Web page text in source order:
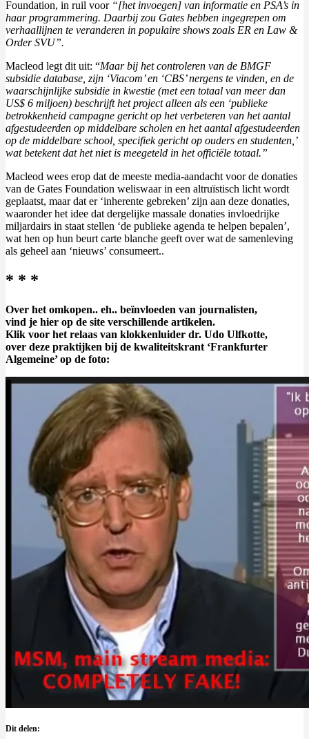
Foundation, in ruil voor “[het invoegen] van informatie en PSA’s in
haar programmering. Daarbij zou Gates hebben ingegrepen om
verhaallijnen te veranderen in populaire shows zoals ER en Law &
Order SVU”.
Macleod legt dit uit: “Maar bij het controleren van de BMGF
subsidie database, zijn ‘Viacom’ en ‘CBS’ nergens te vinden, en de
waarschijnlijke subsidie in kwestie (met een totaal van meer dan
US$ 6 miljoen) beschrijft het project alleen als een ‘publieke
betrokkenheid campagne gericht op het verbeteren van het aantal
afgestudeerden op middelbare scholen en het aantal afgestudeerden
op de middelbare school, specifiek gericht op ouders en studenten,’
wat betekent dat het niet is meegeteld in het officiële totaal.”
Macleod wees erop dat de meeste media-aandacht voor de donaties
van de Gates Foundation weliswaar in een altruïstisch licht wordt
geplaatst, maar dat er ‘inherente gebreken’ zijn aan deze donaties,
waaronder het idee dat dergelijke massale donaties invloedrijke
miljardairs in staat stellen ‘de publieke agenda te helpen bepalen’,
wat hen op hun beurt carte blanche geeft over wat de samenleving
als geheel aan ‘nieuws’ consumeert..
* * *
Over het omkopen.. eh.. beïnvloeden van journalisten,
vind je hier op de site verschillende artikelen.
Klik voor het relaas van klokkenluider dr. Udo Ulfkotte,
over deze praktijken bij de kwaliteitskrant ‘Frankfurter
Algemeine’ op de foto:
Dit delen: